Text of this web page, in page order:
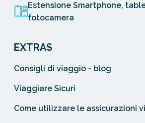
Estensione Smartphone,
fotocamera
EXTRAS
Consigli di viaggio - blog
Viaggiare Sicuri
Come utilizzare le assicurazioni